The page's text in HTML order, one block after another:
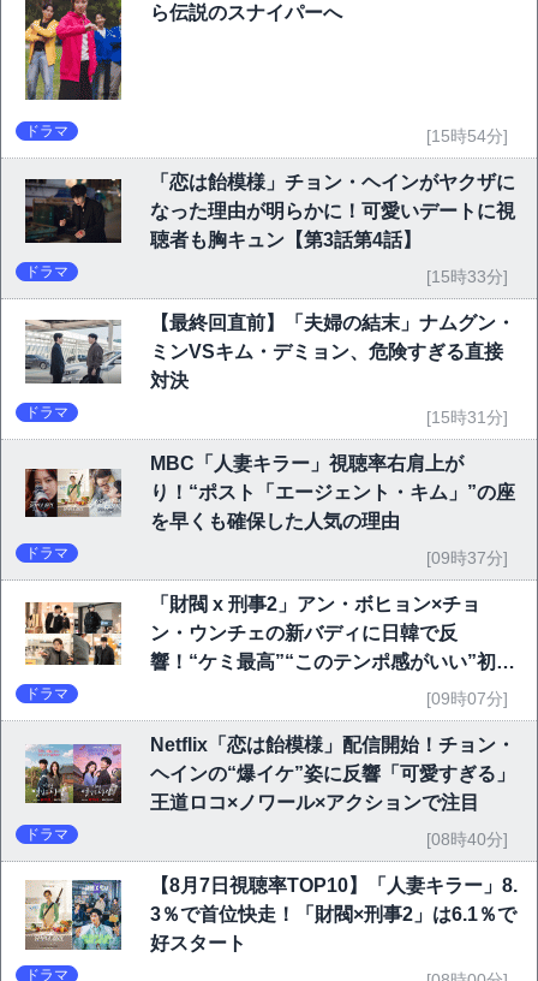
ら伝説のスナイパーへ
ドラマ [15時54分]
「恋は飴模様」チョン・ヘインがヤクザに
なった理由が明らかに！可愛いデートに視
聴者も胸キュン【第3話第4話】
ドラマ [15時33分]
【最終回直前】「夫婦の結末」ナムグン・
ミンVSキム・デミョン、危険すぎる直接
対決
ドラマ [15時31分]
MBC「人妻キラー」視聴率右肩上が
り！“ポスト「エージェント・キム」”の座
を早くも確保した人気の理由
ドラマ [09時37分]
「財閥 x 刑事2」アン・ボヒョン×チョ
ン・ウンチェの新バディに日韓で反
響！“ケミ最高”“このテンポ感がいい”初回
ドラマ [09時07分]
Netflix「恋は飴模様」配信開始！チョン・
ヘインの“爆イケ”姿に反響「可愛すぎる」
王道ロコ×ノワール×アクションで注目
ドラマ [08時40分]
【8月7日視聴率TOP10】「人妻キラー」8.
3％で首位快走！「財閥×刑事2」は6.1％で
好スタート
ドラマ